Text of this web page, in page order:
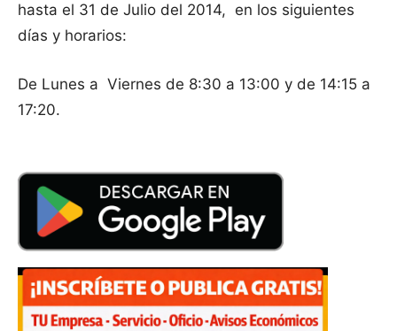
hasta el 31 de Julio del 2014, en los siguientes
días y horarios:
De Lunes a Viernes de 8:30 a 13:00 y de 14:15 a
17:20.